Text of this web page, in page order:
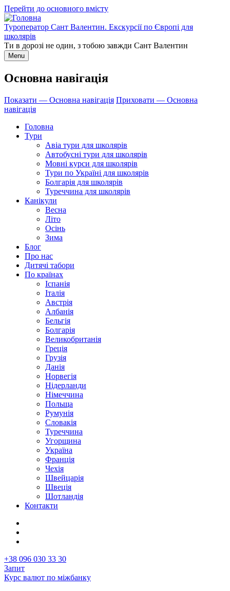
Перейти до основного вмісту
Туроператор Сант Валентин. Екскурсії по Європі для
школярів
Ти в дорозі не один, з тобою завжди Сант Валентин
Menu
Основна навігація
Показати — Основна навігація Приховати — Основна
навігація
Головна
Тури
Авіа тури для школярів
Автобусні тури для школярів
Мовні курси для школярів
Тури по Україні для школярів
Болгарія для школярів
Туреччина для школярів
Канікули
Весна
Літо
Осінь
Зима
Блог
Про нас
Дитячі табори
По країнах
Іспанія
Італія
Австрія
Албанія
Бельгія
Болгарія
Великобританія
Греція
Грузія
Данія
Норвегія
Нідерланди
Німеччина
Польща
Румунія
Словакія
Туреччина
Угорщина
Україна
Франція
Чехія
Швейцарія
Швеція
Шотландія
Контакти
+38 096 030 33 30
Запит
Курс валют по міжбанку